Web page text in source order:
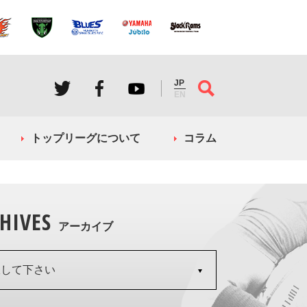
JP
EN
トップリーグについて コラム
アーカイブ
て下さい